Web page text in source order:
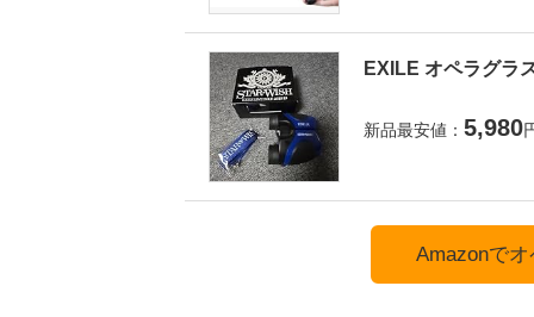
EXILE オペラグラ
新品最安値： 5,980
Amazonで